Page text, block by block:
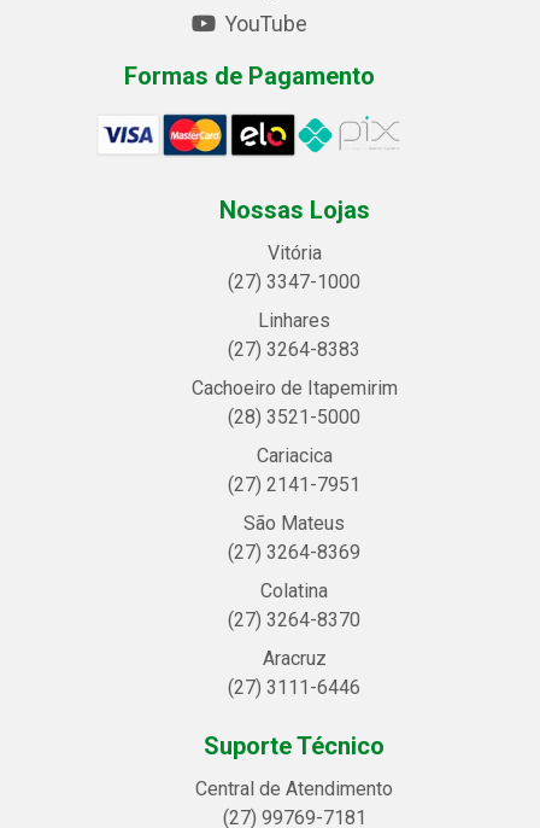
YouTube
Formas de Pagamento
Nossas Lojas
Vitória
(27) 3347-1000
Linhares
(27) 3264-8383
Cachoeiro de Itapemirim
(28) 3521-5000
Cariacica
(27) 2141-7951
São Mateus
(27) 3264-8369
Colatina
(27) 3264-8370
Aracruz
(27) 3111-6446
Suporte Técnico
Central de Atendimento
(27) 99769-7181